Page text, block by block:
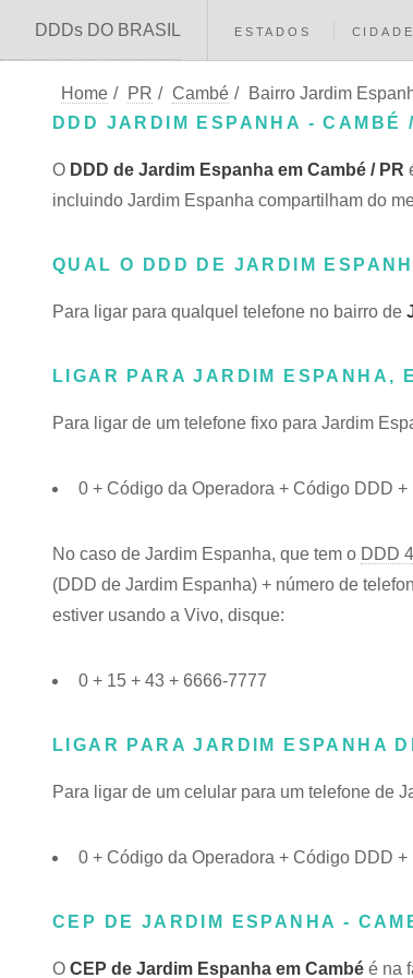
DDDs DO BRASIL ESTADOS
Home / PR / Cambé /
Bairro Jardim
DDD JARDIM ESPANHA - CAMBÉ
O DDD de Jardim Espanha em Cambé / PR
incluindo Jardim Espanha compartilham do
QUAL O DDD DE JARDIM
Para ligar para qualquel telefone no bairro de
LIGAR PARA JARDIM ESPANHA,
Para ligar de um telefone fixo para Jardim
0 + Código da Operadora + Código DDD
No caso de Jardim Espanha, que tem o DDD
(DDD de Jardim Espanha) + número de
estiver usando a Vivo, disque:
0 + 15 + 43 + 6666-7777
LIGAR PARA JARDIM ESPANHA
Para ligar de um celular para um telefone de
0 + Código da Operadora + Código DDD
CEP DE JARDIM ESPANHA -
O CEP de Jardim Espanha em Cambé é na